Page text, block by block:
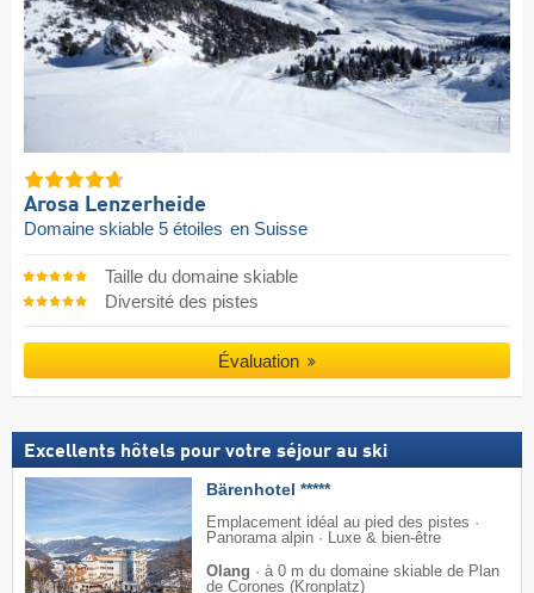
Arosa Lenzerheide
Domaine skiable 5 étoiles en Suisse
Taille du domaine skiable
Diversité des pistes
Évaluation
Excellents hôtels pour votre séjour au ski
Bärenhotel *****
Emplacement idéal au pied des pistes ·
Panorama alpin · Luxe & bien-être
Olang · à 0 m du domaine skiable de Plan
de Corones (Kronplatz)